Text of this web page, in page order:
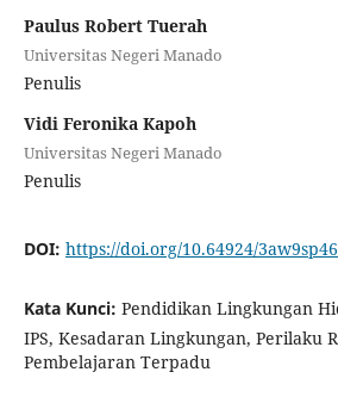
Paulus Robert Tuerah
Universitas Negeri Manado
Penulis
Vidi Feronika Kapoh
Universitas Negeri Manado
Penulis
DOI: https://doi.org/10.64924/3aw9sp46
Kata Kunci: Pendidikan Lingkungan
IPS, Kesadaran Lingkungan, Perilaku
Pembelajaran Terpadu